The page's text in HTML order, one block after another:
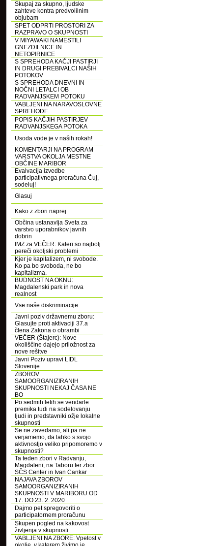
Skupaj za skupno, ljudske
zahteve kontra predvolilnim
objubam
SPET ODPRTI PROSTORI ZA
RAZPRAVO O SKUPNOSTI
V MIYAWAKI NAMESTILI
GNEZDILNICE IN
NETOPIRNICE
S SPREHODA KAČJI PASTIRJI
IN DRUGI PREBIVALCI NAŠIH
POTOKOV
S SPREHODA DNEVNI IN
NOČNI LETALCI OB
RADVANJSKEM POTOKU
VABLJENI NA NARAVOSLOVNE
SPREHODE
POPIS KAČJIH PASTIRJEV
RADVANJSKEGA POTOKA
Usoda vode je v naših rokah!
KOMENTARJI NA PROGRAM
VARSTVA OKOLJA MESTNE
OBČINE MARIBOR
Evalvacija izvedbe
participativnega proračuna Čuj,
sodeluj!
Glasuj
Kako z zbori naprej
Občina ustanavlja Sveta za
varstvo uporabnikov javnih
dobrin
IMZ za VEČER: Kateri so najbolj
pereči okoljski problemi
Kjer je kapitalizem, ni svobode.
Ko pa bo svoboda, ne bo
kapitalizma.
BUDNOST NA OKNU:
Magdalenski park in nova
realnost
Vse naše diskriminacije
Javni poziv državnemu zboru:
Glasujte proti aktivaciji 37.a
člena Zakona o obrambi
VEČER (Štajerc): Nove
okoliščine dajejo priložnost za
nove rešitve
Javni Poziv upravi LIDL
Slovenije
ZBOROV
SAMOORGANIZIRANIH
SKUPNOSTI NEKAJ ČASA NE
BO
Po sedmih letih se vendarle
premika tudi na sodelovanju
ljudi in predstavniki ožje lokalne
skupnosti
Se ne zavedamo, ali pa ne
verjamemo, da lahko s svojo
aktivnostjo veliko pripomoremo v
skupnosti?
Ta teden zbori v Radvanju,
Magdaleni, na Taboru ter zbor
SČS Center in Ivan Cankar
NAJAVA ZBOROV
SAMOORGANIZIRANIH
SKUPNOSTI V MARIBORU OD
17. DO 23. 2. 2020
Dajmo pet spregovoriti o
participatornem proračunu
Skupen pogled na kakovost
življenja v skupnosti
VABLJENI NA ZBORE: Vpetost v